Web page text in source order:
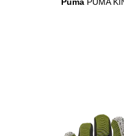
Puma PUMA